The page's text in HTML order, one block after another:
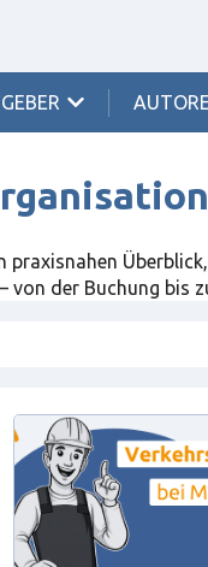
SUBMENU FOR {{
praxisnahen
der Buchung bis